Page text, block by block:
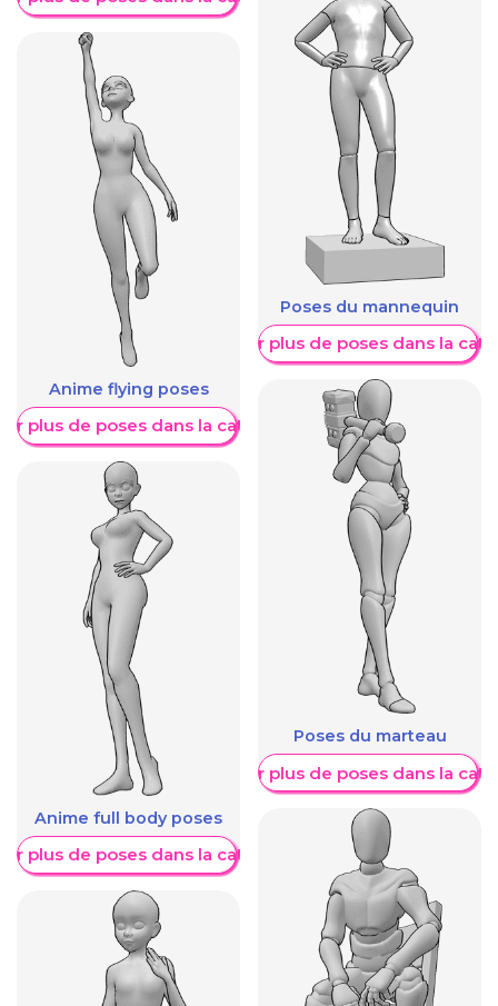
Anime flying poses
plus de poses dans la catégorie
Anime full body poses
plus de poses dans la catégorie
Poses du mannequin
Afficher plus de poses dans la
Poses du marteau
Afficher plus de poses dans la